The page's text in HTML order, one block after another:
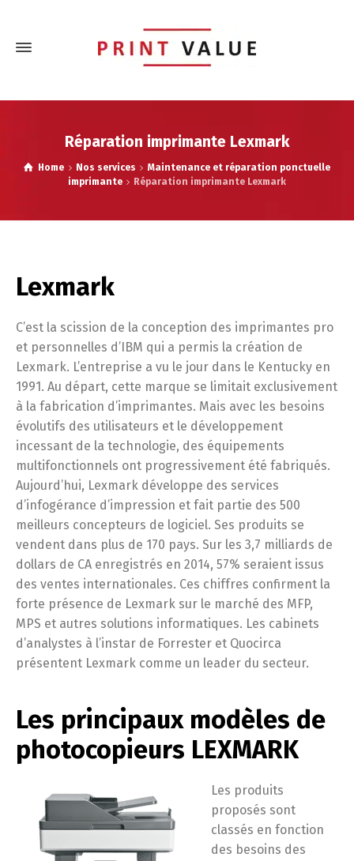
Réparation imprimante Lexmark
Home Nos services
Maintenance et réparation ponctuelle
imprimante
Réparation imprimante Lexmark
Lexmark
C’est la scission de la conception des imprimantes pro
et personnelles d’IBM qui a permis la création de
Lexmark. L’entreprise a vu le jour dans le Kentucky en
1991. Au départ, cette marque se limitait exclusivement
à la fabrication d’imprimantes. Mais avec les besoins
évolutifs des utilisateurs et le développement
incessant de la technologie, des équipements
multifonctionnels ont progressivement été fabriqués.
Aujourd’hui, Lexmark développe des services
d’infogérance d’impression et fait partie des 500
meilleurs concepteurs de logiciel. Ses produits se
vendent dans plus de 170 pays. Sur les 3,7 milliards de
dollars de CA enregistrés en 2014, 57% seraient issus
des ventes internationales. Ces chiffres confirment la
forte présence de Lexmark sur le marché des MFP,
MPS et autres solutions informatiques. Les cabinets
d’analystes à l’instar de Forrester et Quocirca
présentent Lexmark comme un leader du secteur.
Les principaux modèles de
photocopieurs LEXMARK
Les produits
proposés sont
classés en fonction
des besoins des